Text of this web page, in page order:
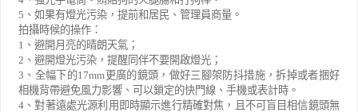
5 、如果有燈光污染，提前和居民、管理員商量。
拍攝時候的操作：
1 、避開月亮的晴朗天氣；
2 、避開燈光污染，提醒同伴不要開啟燈光；
3 、全幅下的17mm 更廣的鏡頭，做好三腳架防抖措施，拆掉或者捆好
相機背帶避免風力影響、可以鎖定的快門線、手機或表計時。
4 、對著遠處光源利用即時顯示進行精確對焦，且不可盲目相信鏡頭無